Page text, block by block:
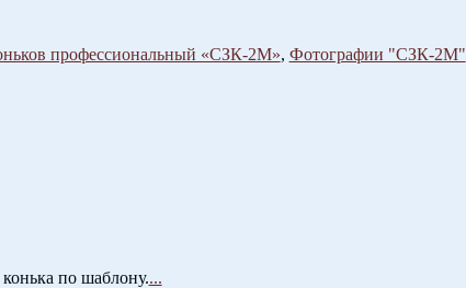
профессиональный «СЗК-2М», Фотографии "СЗК-2М"
по шаблону....